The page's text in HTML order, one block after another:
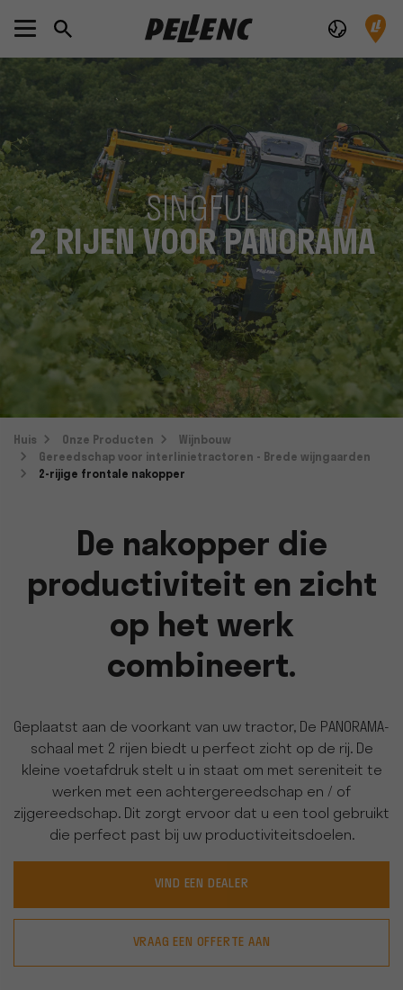
SINGFUL
2 RIJEN VOOR PANORAMA
Huis Onze Producten
Wijnbouw
Gereedschap voor interlinietractoren - Brede wijngaarden
2-rijige frontale nakopper
De nakopper die
productiviteit en zicht
op het werk
combineert.
Geplaatst aan de voorkant van uw tractor, De PANORAMA-
schaal met 2 rijen biedt u perfect zicht op de rij. De
kleine voetafdruk stelt u in staat om met sereniteit te
werken met een achtergereedschap en / of
zijgereedschap. Dit zorgt ervoor dat u een tool gebruikt
die perfect past bij uw productiviteitsdoelen.
VIND EEN DEALER
VRAAG EEN OFFERTE AAN